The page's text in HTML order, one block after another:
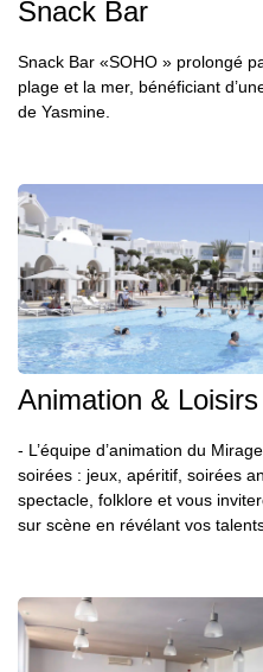
Snack Bar
Snack Bar «SOHO » prolongé
plage et la mer, bénéficiant
de Yasmine.
Animation & Loisirs
- L’équipe d’animation du
soirées : jeux, apéritif, soirées
spectacle, folklore et vous
sur scène en révélant vos